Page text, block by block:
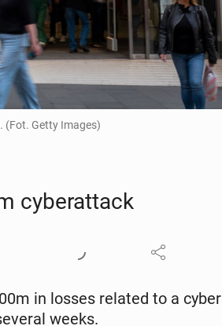
(Fot. Getty Images)
cy­ber­at­tack
in losses related to a cyber
weeks.